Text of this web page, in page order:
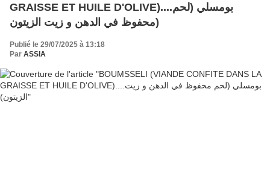
GRAISSE ET HUILE D'OLIVE)....بومسلي (لحم
محفوظ في الدهن و زيت الزيتون)
Publié le 29/07/2025 à 13:18
Par ASSIA